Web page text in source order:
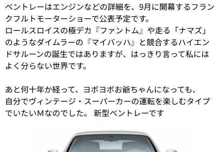
ベントレーはエンジンなどの詳細を、9月に開幕するフラン
クフルトモーターショーで公表予定です。
ロールスロイスの極デカ『ファントム』や走る「ナマズ」
のようなダイムラーの『マイバッハ』と競合するハイエン
ドサルーンの誕生ではありますが、はっきり言って私には
よく分らない世界です。
あと何十年か経って、ヨボヨボお爺ちゃんになっても、
自分でヴィンテージ・スーパーカーの運転を楽しむタイプ
でいたいＭなのでした。 新型ベントレーです